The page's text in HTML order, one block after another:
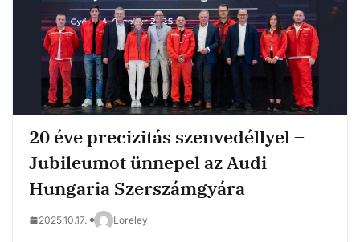
20 éve precizitás szenvedéllyel –
Jubileumot ünnepel az Audi
Hungaria Szerszámgyára
2025.10.17. Loreley